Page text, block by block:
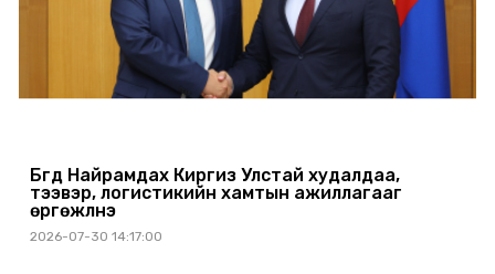
Бүгд Найрамдах Киргиз Улстай худалдаа,
тээвэр, логистикийн хамтын ажиллагааг
өргөжүүлнэ
2026-07-30 14:17:00